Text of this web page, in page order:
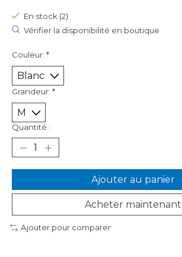
En stock (2)
Vérifier la disponibilité en boutique
Couleur: *
Grandeur: *
Quantité :
Ajouter au panier
Acheter maintenant
Ajouter pour comparer